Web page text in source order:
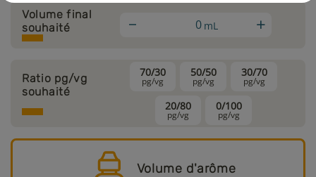
Volume final
souhaité
mL +
Ratio pg/vg
souhaité
70/30
pg/vg
50/50
pg/vg
30/70
pg/vg
20/80
pg/vg
0/100
pg/vg
Volume d'arôme